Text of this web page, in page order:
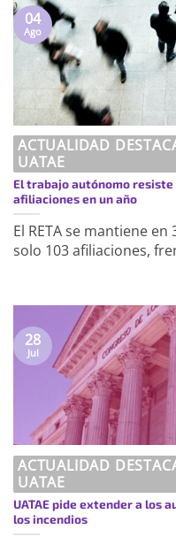
ACTUALIDAD
UATAE
El trabajo autónomo resiste
afiliaciones en un año
El RETA se mantiene
solo 103 afiliaciones,
04
Ago
ACTUALIDAD
UATAE
UATAE pide extender a los
los incendios
28
Jul